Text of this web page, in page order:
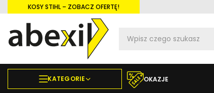
KOSY STIHL – ZOBACZ OFERTĘ!
KATEGORIE OKAZJE